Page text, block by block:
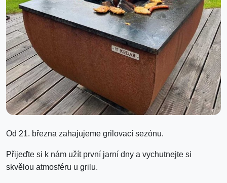
Od 21. března zahajujeme grilovací sezónu.
Přijeďte si k nám užít první jarní dny a vychutnejte si
skvělou atmosféru u grilu.